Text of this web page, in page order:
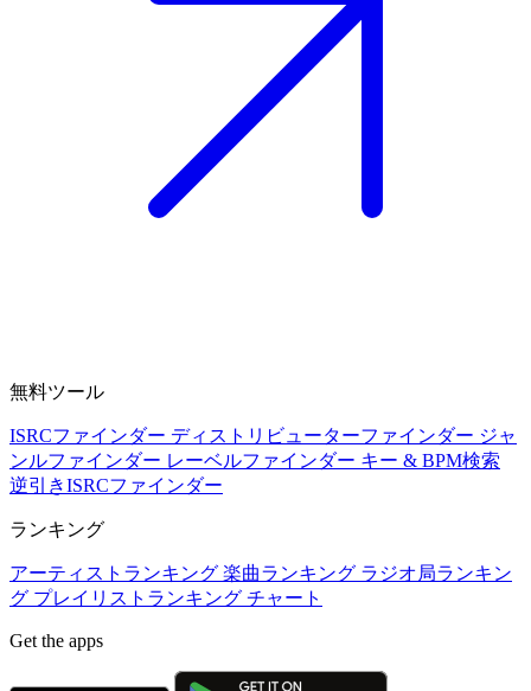
無料ツール
ISRCファインダー ディストリビューターファインダー ジャ
ンルファインダー レーベルファインダー キー & BPM検索
逆引きISRCファインダー
ランキング
アーティストランキング 楽曲ランキング ラジオ局ランキン
グ プレイリストランキング チャート
Get the apps